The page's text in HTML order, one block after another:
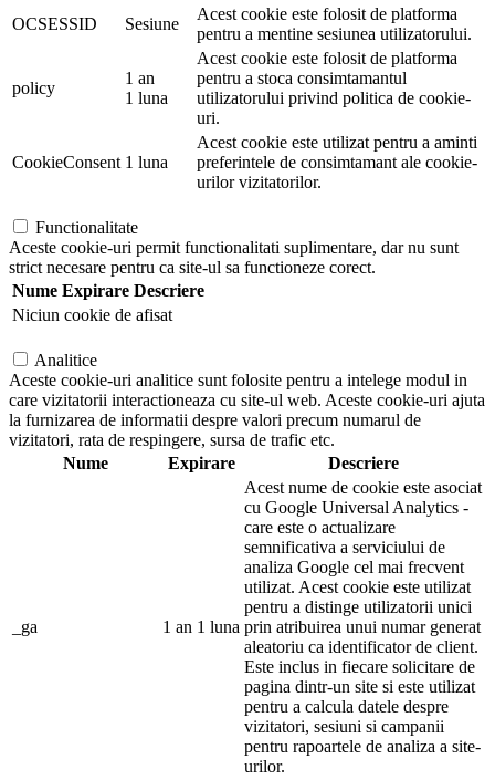
OCSESSID
Sesiune
Acest cookie este folosit de platforma
pentru a mentine sesiunea utilizatorului.
policy
1 an
1 luna
Acest cookie este folosit de platforma
pentru a stoca consimtamantul
utilizatorului privind politica de cookie-
uri.
CookieConsent 1 luna
Acest cookie este utilizat pentru a aminti
preferintele de consimtamant ale cookie-
urilor vizitatorilor.
Functionalitate
Aceste cookie-uri permit functionalitati suplimentare, dar nu sunt
strict necesare pentru ca site-ul sa functioneze corect.
Nume Expirare Descriere
Niciun cookie de afisat
Analitice
Aceste cookie-uri analitice sunt folosite pentru a intelege modul in
care vizitatorii interactioneaza cu site-ul web. Aceste cookie-uri ajuta
la furnizarea de informatii despre valori precum numarul de
vizitatori, rata de respingere, sursa de trafic etc.
Nume
Expirare Descriere
_ga 1 an 1 luna
Acest nume de cookie este asociat
cu Google Universal Analytics -
care este o actualizare
semnificativa a serviciului de
analiza Google cel mai frecvent
utilizat. Acest cookie este utilizat
pentru a distinge utilizatorii unici
prin atribuirea unui numar generat
aleatoriu ca identificator de client.
Este inclus in fiecare solicitare de
pagina dintr-un site si este utilizat
pentru a calcula datele despre
vizitatori, sesiuni si campanii
pentru rapoartele de analiza a site-
urilor.